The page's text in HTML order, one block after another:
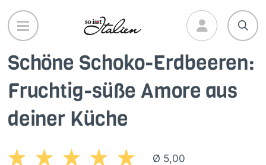
Direkt
zum
Inhalt
Schöne Schoko-Erdbeeren:
Fruchtig-süße Amore aus
deiner Küche
Ø 5,00